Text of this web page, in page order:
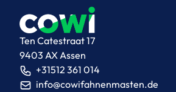
Ten Catestraat 17
9403 AX Assen
+31512 361 014
info@cowifahnenmasten.de